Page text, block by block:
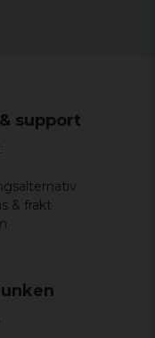
support
& frakt